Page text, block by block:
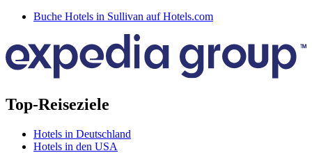
Buche Hotels in Sullivan auf Hotels.com
Top-Reiseziele
Hotels in Deutschland
Hotels in den USA